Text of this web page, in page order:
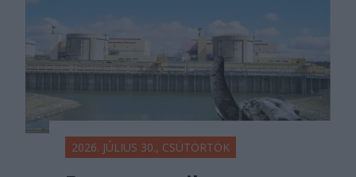
2026. JÚLIUS 30., CSÜTÖRTÖK